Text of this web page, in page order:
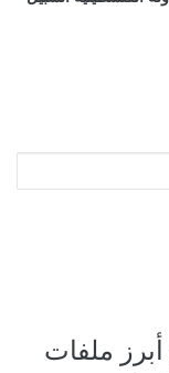
أبرز ملفات